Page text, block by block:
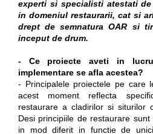
experti si specialisti atestati
in domeniul restaurarii, cat si
drept de semnatura OAR si
inceput de drum.
- Ce proiecte aveti in
implementare se afla acestea?
- Principalele proiectele pe care
acest moment reflecta
restaurare a cladirilor si siturilor
Desi principiile de restaurare
in mod diferit in functie de